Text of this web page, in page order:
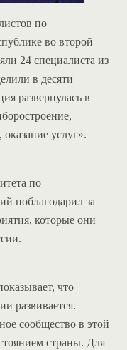
по
во второй
24 специалиста из
в десяти
развернулась в
услуг».
по
поблагодарил за
которые они
что
развивается.
сообщество в этой
страны. Для